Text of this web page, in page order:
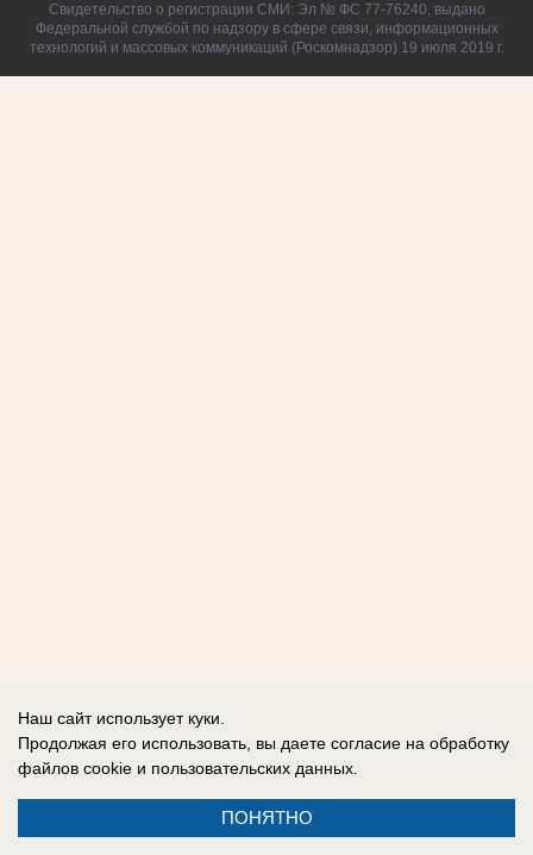
Свидетельство о регистрации СМИ: Эл № ФС 77-76240, выдано
Федеральной службой по надзору в сфере связи, информационных
технологий и массовых коммуникаций (Роскомнадзор) 19 июля 2019 г.
Наш сайт использует куки.
Продолжая его использовать, вы даете согласие на обработку
файлов cookie и пользовательских данных.
ПОНЯТНО